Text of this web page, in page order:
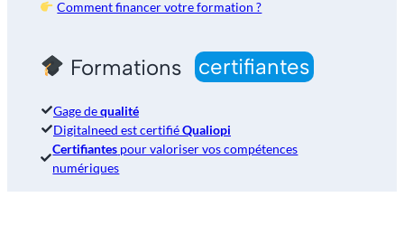
Comment financer votre formation ?
Formations certifiantes
Gage dequalité
Digitalneed est certifiéQualiopi
Certifiantes pour valoriser vos compétences
numériques